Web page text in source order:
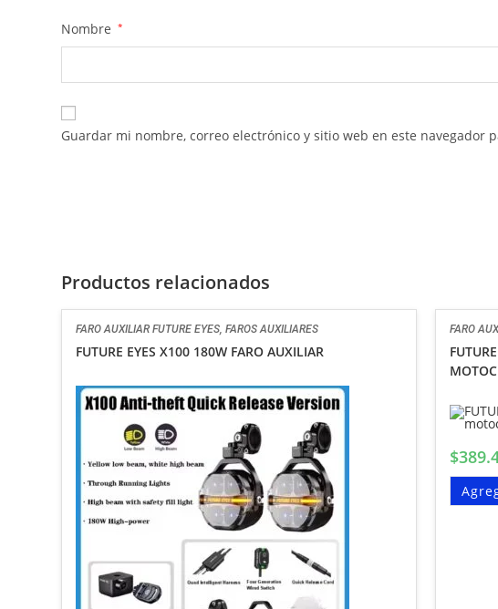
Nombre *
Guardar mi nombre, correo electrónico y sitio web en este navegador
Productos relacionados
FARO AUXILIAR FUTURE EYES,FAROS AUXILIARES
FUTURE EYES X100 180W FARO AUXILIAR
FARO
$